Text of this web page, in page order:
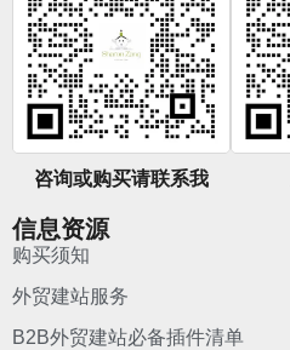
咨询或购买请联系我
信息资源
购买须知
外贸建站服务
B2B外贸建站必备插件清单